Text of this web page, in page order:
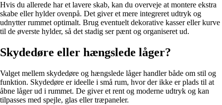
Hvis du allerede har et lavere skab, kan du overveje at montere ekstra
skabe eller hylder ovenpå. Det giver et mere integreret udtryk og
udnytter rummet optimalt. Brug eventuelt dekorative kasser eller kurve
til de øverste hylder, så det stadig ser pænt og organiseret ud.
Skydedøre eller hængslede låger?
Valget mellem skydedøre og hængslede låger handler både om stil og
funktion. Skydedøre er ideelle i små rum, hvor der ikke er plads til at
åbne låger ud i rummet. De giver et rent og moderne udtryk og kan
tilpasses med spejle, glas eller træpaneler.